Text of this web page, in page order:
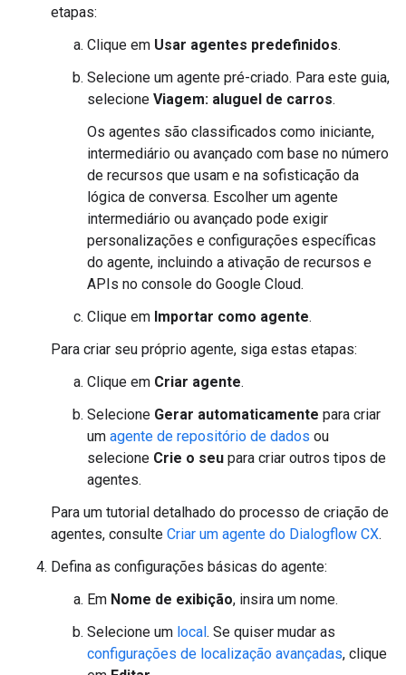
etapas:
Clique em Usar agentes predefinidos.
Selecione um agente pré-criado. Para este guia,
selecione Viagem: aluguel de carros.
Os agentes são classificados como iniciante,
intermediário ou avançado com base no número
de recursos que usam e na sofisticação da
lógica de conversa. Escolher um agente
intermediário ou avançado pode exigir
personalizações e configurações específicas
do agente, incluindo a ativação de recursos e
APIs no console do Google Cloud.
Clique em Importar como agente.
Para criar seu próprio agente, siga estas etapas:
Clique em Criar agente.
Selecione Gerar automaticamente para criar
um agente de repositório de dados ou
selecione Crie o seu para criar outros tipos de
agentes.
Para um tutorial detalhado do processo de criação de
agentes, consulte Criar um agente do Dialogflow CX.
Defina as configurações básicas do agente:
Em Nome de exibição, insira um nome.
Selecione um local. Se quiser mudar as
configurações de localização avançadas, clique